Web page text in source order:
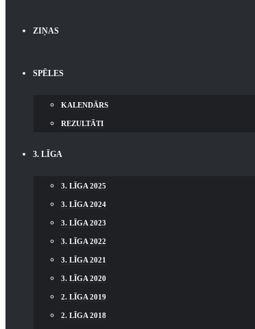
ZIŅAS
SPĒLES
KALENDĀRS
REZULTĀTI
3. LĪGA
3. LĪGA 2025
3. LĪGA 2024
3. LĪGA 2023
3. LĪGA 2022
3. LĪGA 2021
3. LĪGA 2020
2. LĪGA 2019
2. LĪGA 2018